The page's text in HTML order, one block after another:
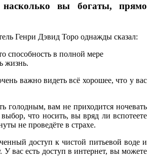
насколько вы богаты, прямо
Генри Дэвид Торо однажды сказал:
способность в полной мере
жизнь.
важно видеть всё хорошее, что у вас
голодным, вам не приходится ночевать
что носить, вы вряд ли вспотеете
не проведёте в страхе.
доступ к чистой питьевой воде и
У вас есть доступ в интернет, вы можете